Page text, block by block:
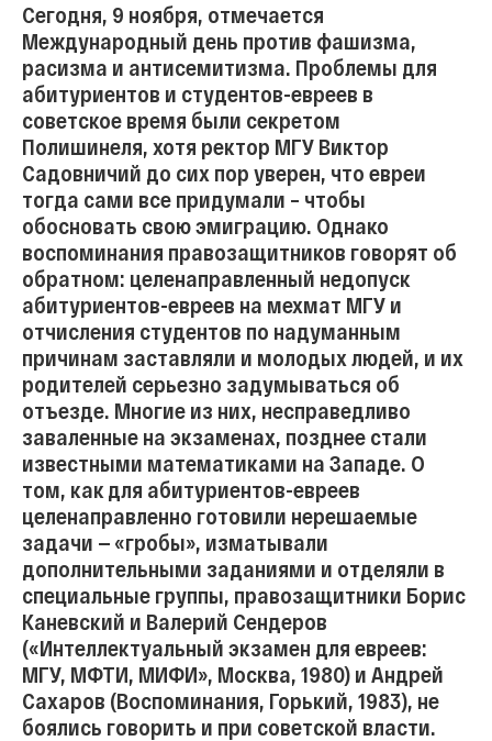
Сегодня, 9 ноября, отмечается
Международный день против фашизма,
расизма и антисемитизма. Проблемы для
абитуриентов и студентов-евреев в
советское время были секретом
Полишинеля, хотя ректор МГУ Виктор
Садовничий до сих пор уверен, что евреи
тогда сами все придумали – чтобы
обосновать свою эмиграцию. Однако
воспоминания правозащитников говорят об
обратном: целенаправленный недопуск
абитуриентов-евреев на мехмат МГУ и
отчисления студентов по надуманным
причинам заставляли и молодых людей, и их
родителей серьезно задумываться об
отъезде. Многие из них, несправедливо
заваленные на экзаменах, позднее стали
известными математиками на Западе. О
том, как для абитуриентов-евреев
целенаправленно готовили нерешаемые
задачи — «гробы», изматывали
дополнительными заданиями и отделяли в
специальные группы, правозащитники Борис
Каневский и Валерий Сендеров
(«Интеллектуальный экзамен для евреев:
МГУ, МФТИ, МИФИ», Москва, 1980) и Андрей
Сахаров (Воспоминания, Горький, 1983), не
боялись говорить и при советской власти.